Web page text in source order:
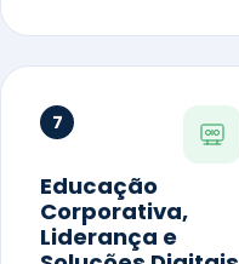
7
Educação
Corporativa,
Liderança e